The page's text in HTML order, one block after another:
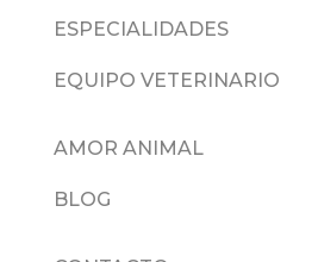
ESPECIALIDADES
EQUIPO VETERINARIO
AMOR ANIMAL
BLOG